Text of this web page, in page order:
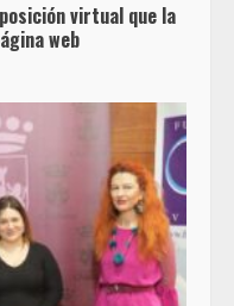
virtual que la
web